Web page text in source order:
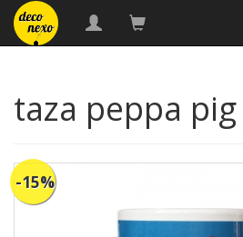
taza peppa
-15%